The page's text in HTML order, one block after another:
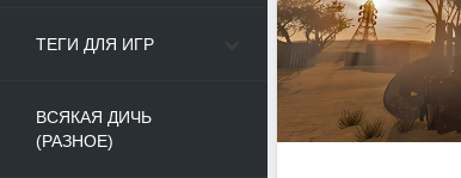
ТЕГИ ДЛЯ ИГР
ВСЯКАЯ ДИЧЬ
(РАЗНОЕ)